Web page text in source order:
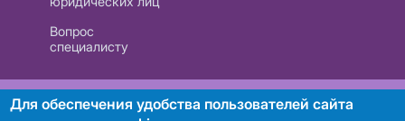
Вопрос
специалисту
РУП «Белтелеком». УНП 101007741
Для обеспечения удобства пользователей сайта